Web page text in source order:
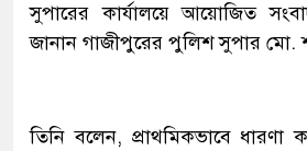
সুপারের কার্যালয়ে আয়োজিত
জানান গাজীপুরের পুলিশ সুপার মো.
তিনি বলেন, প্রাথমিকভাবে ধারণা